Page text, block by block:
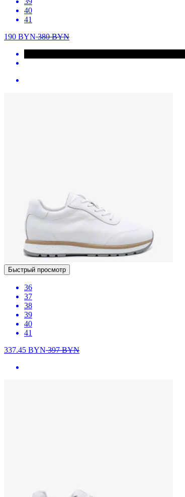
40
41
190 BYN380BYN
Быстрый просмотр
36
37
38
39
40
41
337.45 BYN397BYN